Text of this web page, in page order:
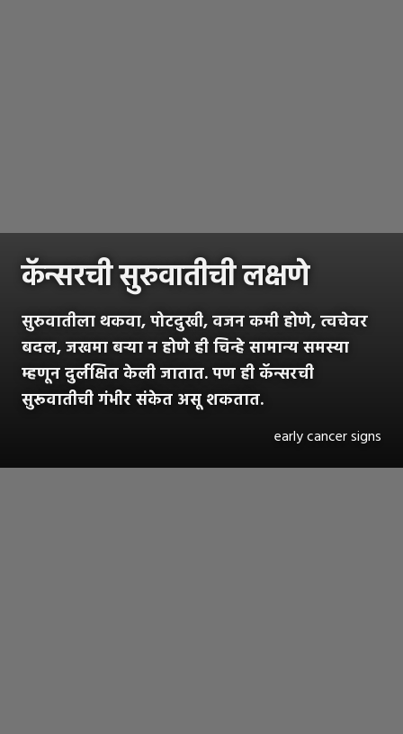
कॅन्सरची सुरुवातीची लक्षणे
सुरुवातीला थकवा, पोटदुखी, वजन कमी होणे, त्वचेवर
बदल, जखमा बऱ्या न होणे ही चिन्हे सामान्य समस्या
म्हणून दुर्लक्षित केली जातात. पण ही कॅन्सरची
सुरूवातीची गंभीर संकेत असू शकतात.
early cancer signs